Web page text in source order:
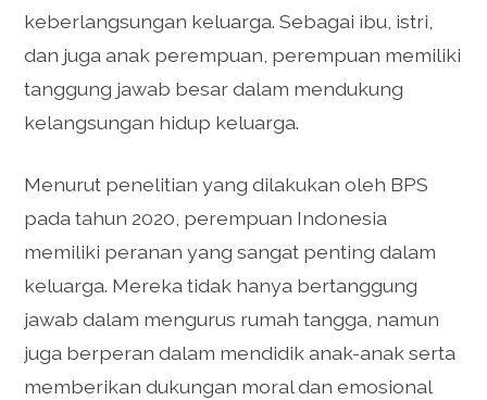
keberlangsungan keluarga. Sebagai ibu, istri,
dan juga anak perempuan, perempuan memiliki
tanggung jawab besar dalam mendukung
kelangsungan hidup keluarga.
Menurut penelitian yang dilakukan oleh BPS
pada tahun 2020, perempuan Indonesia
memiliki peranan yang sangat penting dalam
keluarga. Mereka tidak hanya bertanggung
jawab dalam mengurus rumah tangga, namun
juga berperan dalam mendidik anak-anak serta
memberikan dukungan moral dan emosional